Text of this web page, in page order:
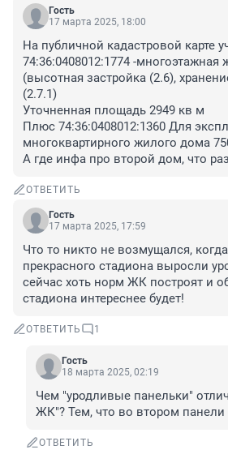
Гость
17 марта 2025, 18:00
На публичной кадастровой карте
74:36:0408012:1774 -многоэтажная
(высотная застройка (2.6),
(2.7.1)
Уточненная площадь 2949 кв м
Плюс 74:36:0408012:1360 Для
многоквартирного жилого дома
А где инфа про второй дом, что
ОТВЕТИТЬ
Гость
17 марта 2025, 17:59
Что то никто не возмущался,
прекрасного стадиона выросли
сейчас хоть норм ЖК построят и
стадиона интереснее будет!
ОТВЕТИТЬ 1
Гость
18 марта 2025, 02:19
Чем "уродливые панельки"
ЖК"? Тем, что во втором панели
ОТВЕТИТЬ